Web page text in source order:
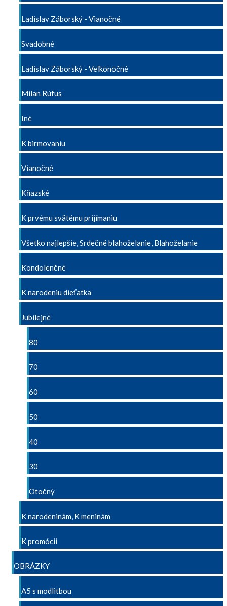
Ladislav Záborský - Vianočné
Svadobné
Ladislav Záborský - Veľkonočné
Milan Rúfus
Iné
K birmovaniu
Vianočné
Kňazské
K prvému svätému prijímaniu
Všetko najlepšie, Srdečné blahoželanie, Blahoželanie
Kondolenčné
K narodeniu dieťatka
Jubilejné
80
70
60
50
40
30
Otočný
K narodeninám, K meninám
K promócii
OBRÁZKY
A5 s modlitbou